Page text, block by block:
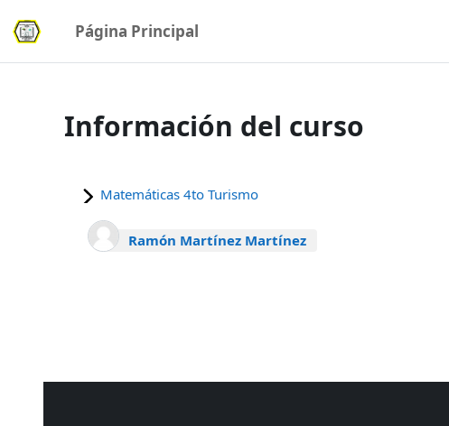
Página Principal
Información del curso
Matemáticas 4to Turismo
Ramón Martínez Martínez